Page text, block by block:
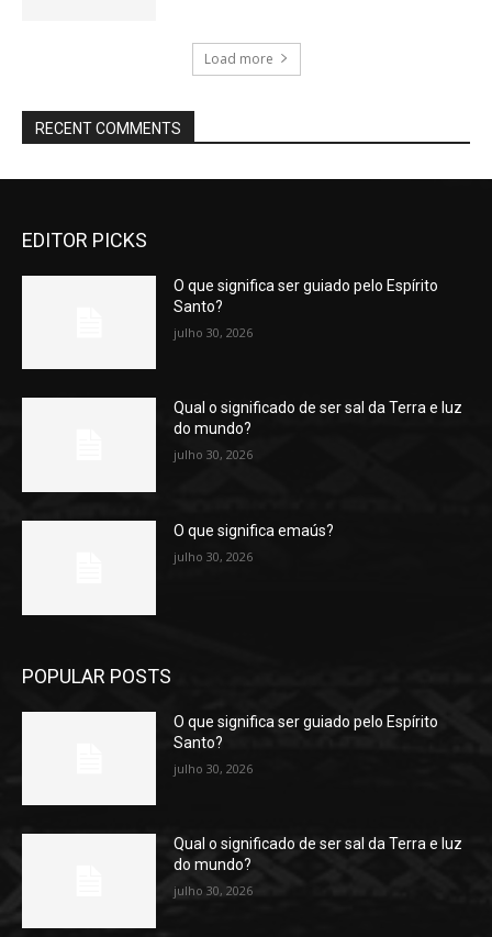
Load more
RECENT COMMENTS
EDITOR PICKS
O que significa ser guiado pelo Espírito
Santo?
julho 30, 2026
Qual o significado de ser sal da Terra e luz
do mundo?
julho 30, 2026
O que significa emaús?
julho 30, 2026
POPULAR POSTS
O que significa ser guiado pelo Espírito
Santo?
julho 30, 2026
Qual o significado de ser sal da Terra e luz
do mundo?
julho 30, 2026